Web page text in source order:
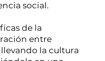
social.
de la
entre
la cultura